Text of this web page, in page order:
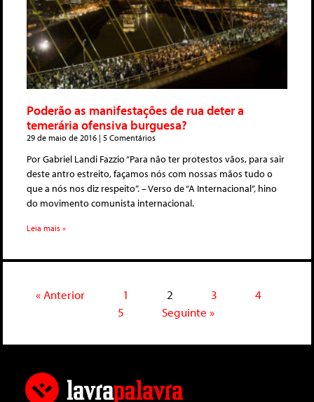
Poderão as manifestações de rua deter a
temerária ofensiva burguesa?
29 de maio de 2016 5 Comentários
Por Gabriel Landi Fazzio “Para não ter protestos vãos, para sair
deste antro estreito, façamos nós com nossas mãos tudo o
que a nós nos diz respeito”. – Verso de “A Internacional”, hino
do movimento comunista internacional.
Leia mais »
« Anterior 1 2 3
4
5
Seguinte »